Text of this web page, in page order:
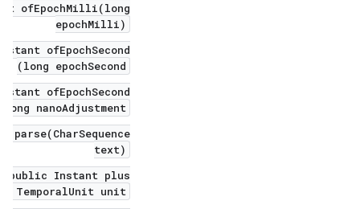
ofEpochMilli(long
epochMilli)
ofEpochSecond(
long epochSecond)
ofEpochSecond(
nanoAdjustment)
text)
public Instant plus(
TemporalUnit unit)